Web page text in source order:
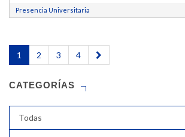
Presencia Universitaria
1 2 3 4
CATEGORÍAS
Todas